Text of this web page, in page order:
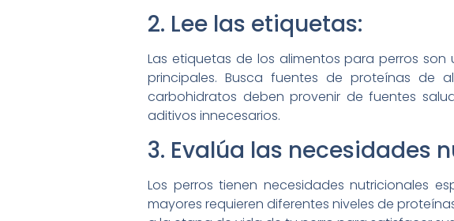
2. Lee las etiquetas:
Las etiquetas de los alimentos para perros
principales. Busca fuentes de proteínas de
carbohidratos deben provenir de fuentes
aditivos innecesarios.
3. Evalúa las necesidades
Los perros tienen necesidades nutricionales
mayores requieren diferentes niveles de